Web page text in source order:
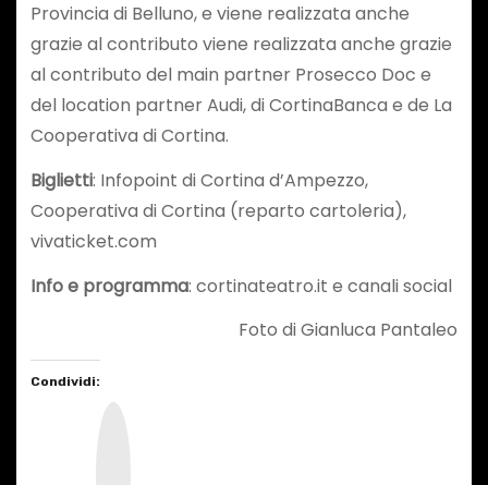
Provincia di Belluno, e viene realizzata anche
grazie al contributo viene realizzata anche grazie
al contributo del main partner Prosecco Doc e
del location partner Audi, di CortinaBanca e de La
Cooperativa di Cortina.
Biglietti: Infopoint di Cortina d’Ampezzo,
Cooperativa di Cortina (reparto cartoleria),
vivaticket.com
Info e programma: cortinateatro.it e canali social
Foto di Gianluca Pantaleo
Condividi: